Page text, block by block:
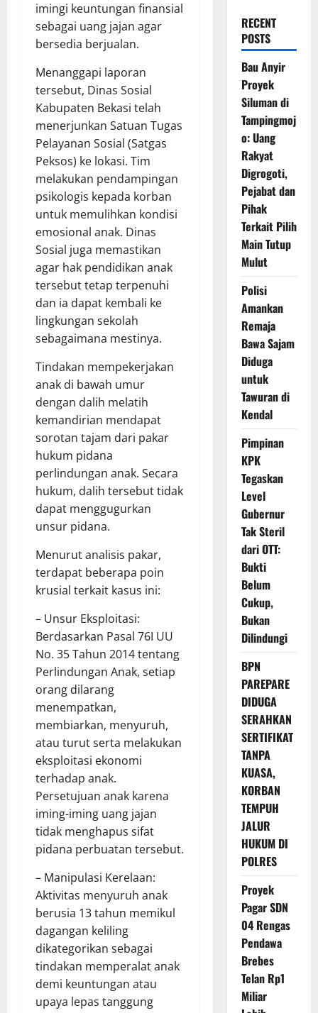
imingi keuntungan finansial
sebagai uang jajan agar
bersedia berjualan.
Menanggapi laporan
tersebut, Dinas Sosial
Kabupaten Bekasi telah
menerjunkan Satuan Tugas
Pelayanan Sosial (Satgas
Peksos) ke lokasi. Tim
melakukan pendampingan
psikologis kepada korban
untuk memulihkan kondisi
emosional anak. Dinas
Sosial juga memastikan
agar hak pendidikan anak
tersebut tetap terpenuhi
dan ia dapat kembali ke
lingkungan sekolah
sebagaimana mestinya.
Tindakan mempekerjakan
anak di bawah umur
dengan dalih melatih
kemandirian mendapat
sorotan tajam dari pakar
hukum pidana
perlindungan anak. Secara
hukum, dalih tersebut tidak
dapat menggugurkan
unsur pidana.
Menurut analisis pakar,
terdapat beberapa poin
krusial terkait kasus ini:
– Unsur Eksploitasi:
Berdasarkan Pasal 76I UU
No. 35 Tahun 2014 tentang
Perlindungan Anak, setiap
orang dilarang
menempatkan,
membiarkan, menyuruh,
atau turut serta melakukan
eksploitasi ekonomi
terhadap anak.
Persetujuan anak karena
iming-iming uang jajan
tidak menghapus sifat
pidana perbuatan tersebut.
– Manipulasi Kerelaan:
Aktivitas menyuruh anak
berusia 13 tahun memikul
dagangan keliling
dikategorikan sebagai
tindakan memperalat anak
demi keuntungan atau
upaya lepas tanggung
RECENT
POSTS
Bau Anyir
Proyek
Siluman di
Tampingmoj
o: Uang
Rakyat
Digrogoti,
Pejabat dan
Pihak
Terkait Pilih
Main Tutup
Mulut
Polisi
Amankan
Remaja
Bawa Sajam
Diduga
untuk
Tawuran di
Kendal
Pimpinan
KPK
Tegaskan
Level
Gubernur
Tak Steril
dari OTT:
Bukti
Belum
Cukup,
Bukan
Dilindungi
BPN
PAREPARE
DIDUGA
SERAHKAN
SERTIFIKAT
TANPA
KUASA,
KORBAN
TEMPUH
JALUR
HUKUM DI
POLRES
Proyek
Pagar SDN
04 Rengas
Pendawa
Brebes
Telan Rp1
Miliar